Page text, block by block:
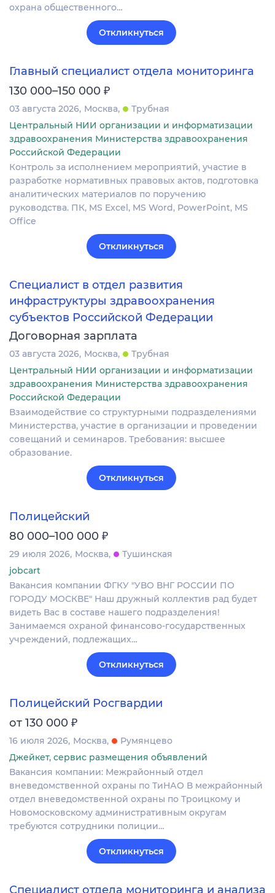
охрана общественного…
Откликнуться
Главный специалист отдела мониторинга
130 000–150 000 ₽
03 августа 2026 Москва
Трубная
Центральный НИИ организации и информатизации
здравоохранения Министерства здравоохранения
Российской Федерации
Контроль за исполнением мероприятий, участие в
разработке нормативных правовых актов, подготовка
аналитических материалов по поручению
руководства. ПК, MS Excel, MS Word, PowerPoint, MS
Office
Откликнуться
Специалист в отдел развития
инфраструктуры здравоохранения
субъектов Российской Федерации
Договорная зарплата
03 августа 2026 Москва
Трубная
Центральный НИИ организации и информатизации
здравоохранения Министерства здравоохранения
Российской Федерации
Взаимодействие со структурными подразделениями
Министерства, участие в организации и проведении
совещаний и семинаров. Требования: высшее
образование.
Откликнуться
Полицейский
80 000–100 000 ₽
29 июля 2026 Москва
Тушинская
jobcart
Вакансия компании ФГКУ "УВО ВНГ РОССИИ ПО
ГОРОДУ МОСКВЕ" Наш дружный коллектив рад будет
видеть Вас в составе нашего подразделения!
Занимаемся охраной финансово-государственных
учреждений, подлежащих…
Откликнуться
Полицейский Росгвардии
от 130 000 ₽
16 июля 2026 Москва
Румянцево
Джейкет, сервис размещения объявлений
Вакансия компании: Межрайонный отдел
вневедомственной охраны по ТиНАО В межрайонный
отдел вневедомственной охраны по Троицкому и
Новомосковскому административным округам
требуются сотрудники полиции…
Откликнуться
Специалист отдела мониторинга и анализа